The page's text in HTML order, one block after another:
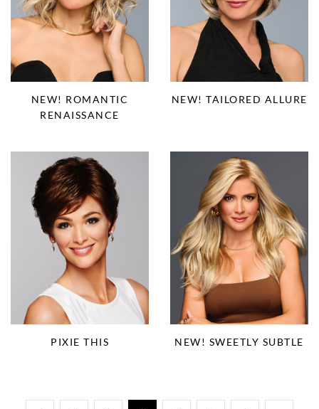
NEW! ROMANTIC
RENAISSANCE
NEW! TAILORED ALLURE
PIXIE THIS NEW! SWEETLY SUBTLE